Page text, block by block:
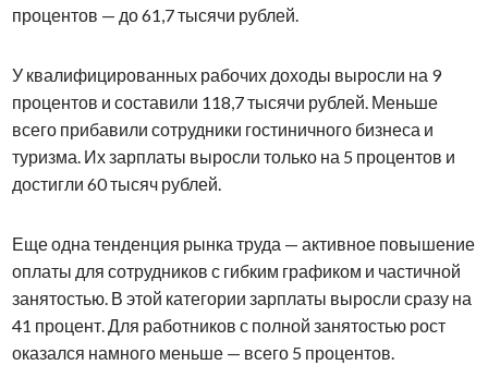
процентов — до 61,7 тысячи рублей.
У квалифицированных рабочих доходы выросли на 9
процентов и составили 118,7 тысячи рублей. Меньше
всего прибавили сотрудники гостиничного бизнеса и
туризма. Их зарплаты выросли только на 5 процентов и
достигли 60 тысяч рублей.
Еще одна тенденция рынка труда — активное повышение
оплаты для сотрудников с гибким графиком и частичной
занятостью. В этой категории зарплаты выросли сразу на
41 процент. Для работников с полной занятостью рост
оказался намного меньше — всего 5 процентов.